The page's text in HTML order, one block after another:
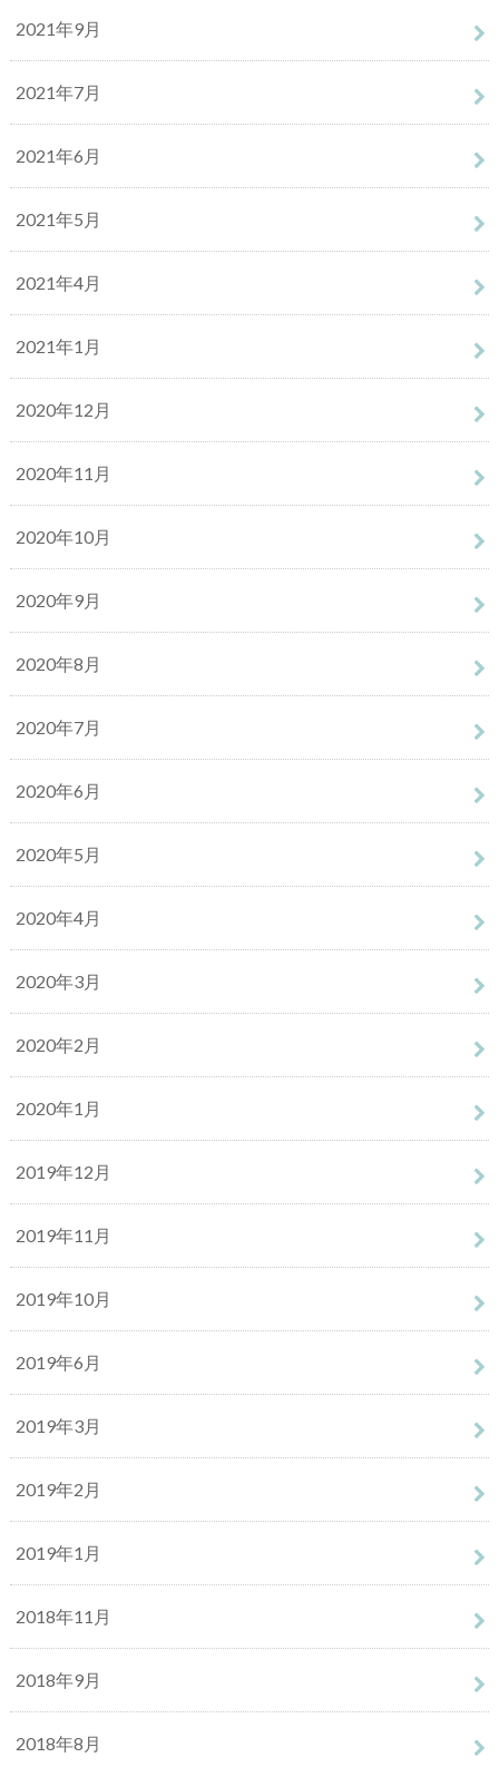
2021年9月
2021年7月
2021年6月
2021年5月
2021年4月
2021年1月
2020年12月
2020年11月
2020年10月
2020年9月
2020年8月
2020年7月
2020年6月
2020年5月
2020年4月
2020年3月
2020年2月
2020年1月
2019年12月
2019年11月
2019年10月
2019年6月
2019年3月
2019年2月
2019年1月
2018年11月
2018年9月
2018年8月